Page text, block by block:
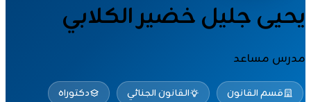
يحيى جليل خضير الكلابي
مدرس مساعد
قسم القانون القانون الجنائي
دكتوراه